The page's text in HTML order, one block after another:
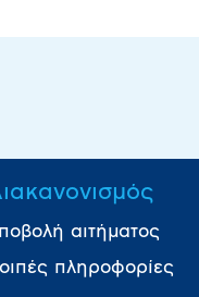
αιτήματος
πληροφορίες